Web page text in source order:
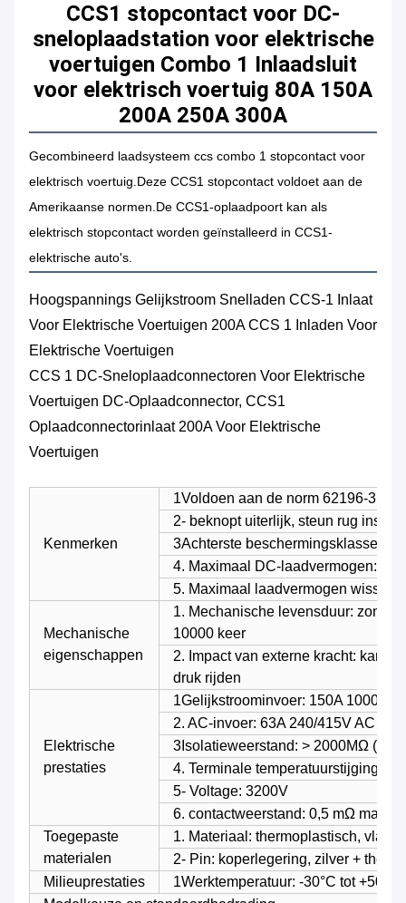
CCS1 stopcontact voor DC-
sneloplaadstation voor elektrische
voertuigen Combo 1 Inlaadsluit
voor elektrisch voertuig 80A 150A
200A 250A 300A
Gecombineerd laadsysteem ccs combo 1 stopcontact voor
elektrisch voertuig.Deze CCS1 stopcontact voldoet aan de
Amerikaanse normen.De CCS1-oplaadpoort kan als
elektrisch stopcontact worden geïnstalleerd in CCS1-
elektrische auto's.
Hoogspannings Gelijkstroom Snelladen CCS-1 Inlaat
Voor Elektrische Voertuigen 200A CCS 1 Inladen Voor
Elektrische Voertuigen
CCS 1 DC-Sneloplaadconnectoren Voor Elektrische
Voertuigen DC-Oplaadconnector, CCS1
Oplaadconnectorinlaat 200A Voor Elektrische
Voertuigen
Kenmerken
1Voldoen aan de norm 62196-3
2- beknopt uiterlijk, steun rug
3Achterste beschermingsklasse
4. Maximaal DC-laadvermogen: 90
5. Maximaal laadvermogen
Mechanische
eigenschappen
1. Mechanische levensduur:
10000 keer
2. Impact van externe kracht: kan
druk rijden
Elektrische
prestaties
1Gelijkstroominvoer: 150A 1000V
2. AC-invoer: 63A 240/415V AC
3Isolatieweerstand: > 2000MΩ
4. Terminale
5- Voltage: 3200V
6. contactweerstand: 0,5 mΩ max.
Toegepaste
materialen
1. Materiaal: thermoplastisch,
2- Pin: koperlegering, zilver +
Milieuprestaties
1Werktemperatuur: -30°C tot +50°C